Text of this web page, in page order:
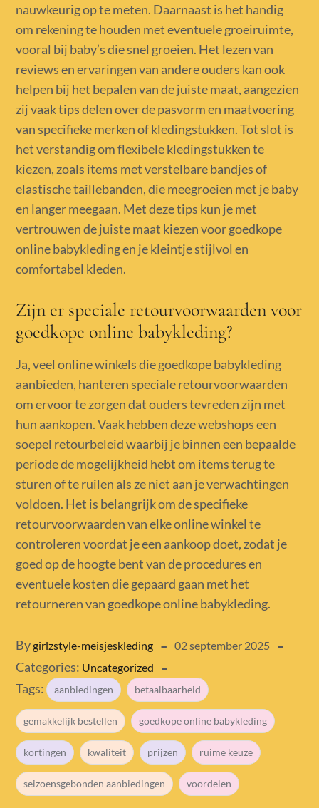
nauwkeurig op te meten. Daarnaast is het handig
om rekening te houden met eventuele groeiruimte,
vooral bij baby’s die snel groeien. Het lezen van
reviews en ervaringen van andere ouders kan ook
helpen bij het bepalen van de juiste maat, aangezien
zij vaak tips delen over de pasvorm en maatvoering
van specifieke merken of kledingstukken. Tot slot is
het verstandig om flexibele kledingstukken te
kiezen, zoals items met verstelbare bandjes of
elastische taillebanden, die meegroeien met je baby
en langer meegaan. Met deze tips kun je met
vertrouwen de juiste maat kiezen voor goedkope
online babykleding en je kleintje stijlvol en
comfortabel kleden.
Zijn er speciale retourvoorwaarden voor
goedkope online babykleding?
Ja, veel online winkels die goedkope babykleding
aanbieden, hanteren speciale retourvoorwaarden
om ervoor te zorgen dat ouders tevreden zijn met
hun aankopen. Vaak hebben deze webshops een
soepel retourbeleid waarbij je binnen een bepaalde
periode de mogelijkheid hebt om items terug te
sturen of te ruilen als ze niet aan je verwachtingen
voldoen. Het is belangrijk om de specifieke
retourvoorwaarden van elke online winkel te
controleren voordat je een aankoop doet, zodat je
goed op de hoogte bent van de procedures en
eventuele kosten die gepaard gaan met het
retourneren van goedkope online babykleding.
Bygirlzstyle-meisjeskleding
Posted
02 september 2025
Categories: Uncategorized
Tags: aanbiedingen betaalbaarheid
gemakkelijk bestellen goedkope online babykleding
kortingen kwaliteit prijzen ruime keuze
seizoensgebonden aanbiedingen voordelen